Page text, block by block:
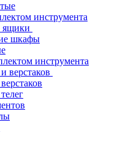
инструмента
ящики
шкафы
инструмента
верстаков